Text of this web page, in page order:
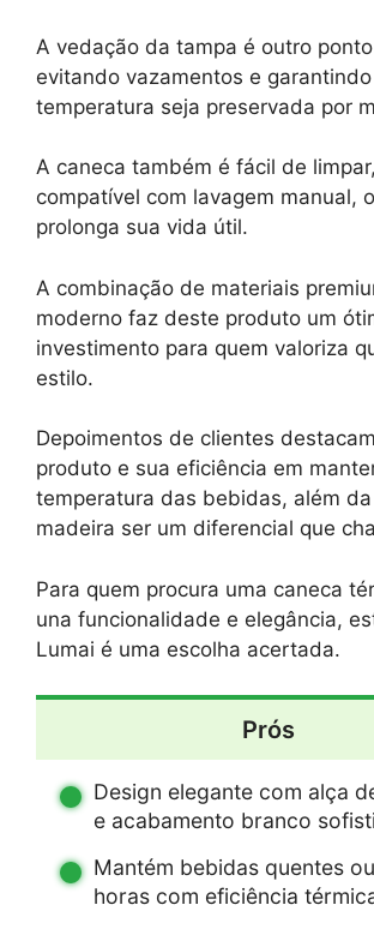
A vedação da tampa é outro
evitando vazamentos e
temperatura seja preservada por
A caneca também é fácil de
compatível com lavagem manual,
prolonga sua vida útil.
A combinação de materiais
moderno faz deste produto um
investimento para quem valoriza
estilo.
Depoimentos de clientes
produto e sua eficiência em
temperatura das bebidas, além
madeira ser um diferencial que
Para quem procura uma caneca
una funcionalidade e elegância,
Lumai é uma escolha acertada.
Prós
Design elegante com alça
e acabamento branco
Mantém bebidas quentes
horas com eficiência